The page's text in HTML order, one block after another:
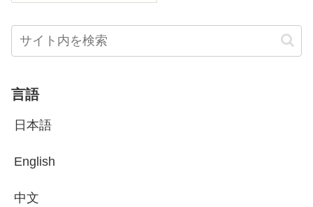
言語
日本語
English
中文